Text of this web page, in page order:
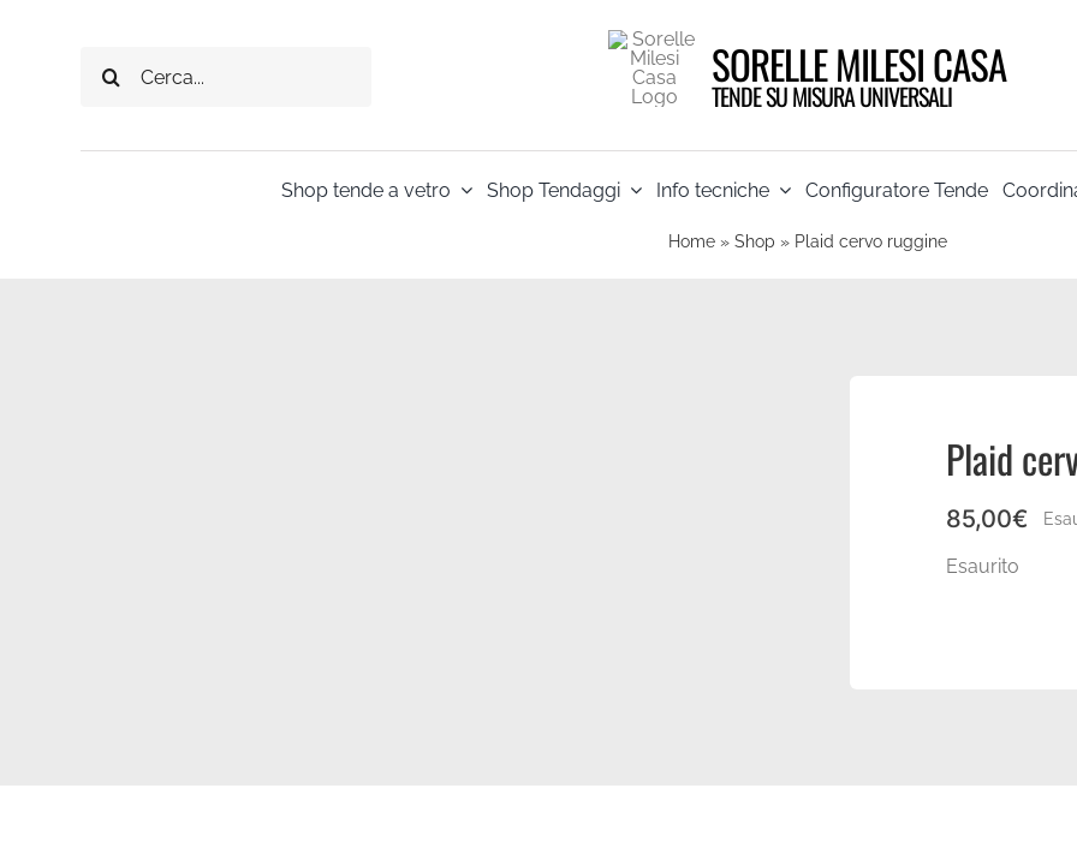
per:
SORELLE MILESI CASA
TENDE SU MISURA UNIVERSALI
Shop tende a vetro Shop Tendaggi Info tecniche Configuratore Tende
Home » Shop » Plaid cervo ruggine
Plaid
85,00€
Esaurito